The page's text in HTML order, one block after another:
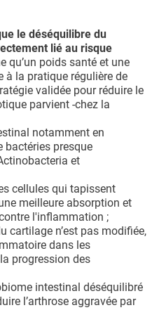
le déséquilibre du
lié au risque
qu’un poids santé et une
à la pratique régulière de
validée pour réduire le
parvient -chez la
notamment en
bactéries presque
et
cellules qui tapissent
meilleure absorption et
l'inflammation ;
cartilage n’est pas modifiée,
dans les
progression des
intestinal déséquilibré
l’arthrose aggravée par